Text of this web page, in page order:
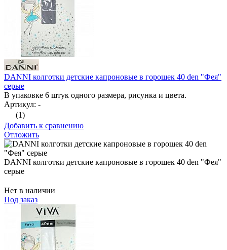
DANNI колготки детские капроновые в горошек 40 den "Фея"
серые
В упаковке 6 штук одного размера, рисунка и цвета.
Артикул: -
(1)
Добавить к сравнению
Отложить
DANNI колготки детские капроновые в горошек 40 den "Фея"
серые
Нет в наличии
Под заказ